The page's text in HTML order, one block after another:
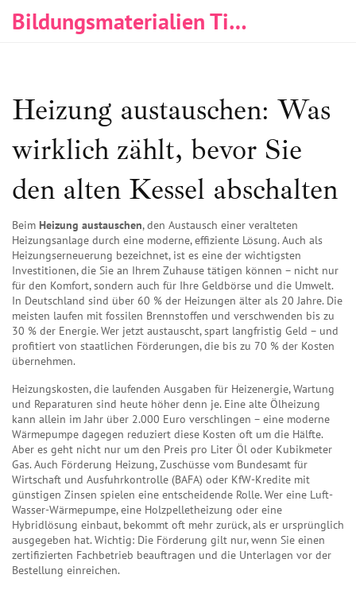
Bildungsmaterialien Tischlerei & Immobilien
Heizung austauschen: Was
wirklich zählt, bevor Sie
den alten Kessel abschalten
Beim Heizung austauschen,den Austausch einer veralteten
Heizungsanlage durch eine moderne, effiziente Lösung. Auch als
Heizungserneuerung bezeichnet, ist es eine der wichtigsten
Investitionen, die Sie an Ihrem Zuhause tätigen können – nicht nur
für den Komfort, sondern auch für Ihre Geldbörse und die Umwelt.
In Deutschland sind über 60 % der Heizungen älter als 20 Jahre. Die
meisten laufen mit fossilen Brennstoffen und verschwenden bis zu
30 % der Energie. Wer jetzt austauscht, spart langfristig Geld – und
profitiert von staatlichen Förderungen, die bis zu 70 % der Kosten
übernehmen.
Heizungskosten,die laufenden Ausgaben für Heizenergie, Wartung
und Reparaturen sind heute höher denn je. Eine alte Ölheizung
kann allein im Jahr über 2.000 Euro verschlingen – eine moderne
Wärmepumpe dagegen reduziert diese Kosten oft um die Hälfte.
Aber es geht nicht nur um den Preis pro Liter Öl oder Kubikmeter
Gas. Auch Förderung Heizung,Zuschüsse vom Bundesamt für
Wirtschaft und Ausfuhrkontrolle (BAFA) oder KfW-Kredite mit
günstigen Zinsen spielen eine entscheidende Rolle. Wer eine Luft-
Wasser-Wärmepumpe, eine Holzpelletheizung oder eine
Hybridlösung einbaut, bekommt oft mehr zurück, als er ursprünglich
ausgegeben hat. Wichtig: Die Förderung gilt nur, wenn Sie einen
zertifizierten Fachbetrieb beauftragen und die Unterlagen vor der
Bestellung einreichen.